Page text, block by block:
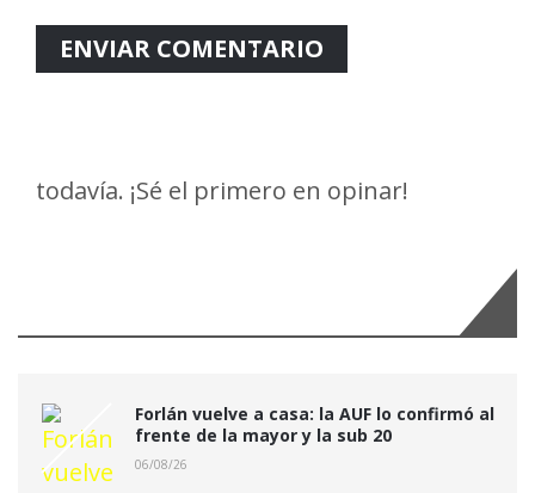
todavía. ¡Sé el primero en opinar!
Forlán vuelve a casa: la AUF lo confirmó al
frente de la mayor y la sub 20
06/08/26